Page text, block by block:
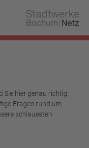
Sie hier genau richtig:
Fragen rund um
schlauesten